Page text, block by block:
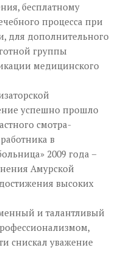
бесплатному
процесса при
для дополнительного
группы
медицинского
успешно прошло
смотра-
в
2009 года –
Амурской
высоких
и талантливый
снискал уважение